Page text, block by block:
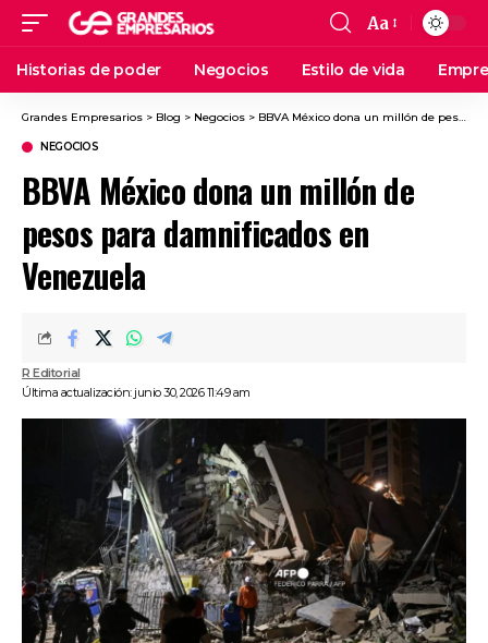
Aa
Historias de poder Negocios Estilo de vida
Grandes Empresarios > Blog > Negocios > BBVA México dona un millón de pesos para damnificados en Venezuela
NEGOCIOS
BBVA México dona un millón de
pesos para damnificados en
Venezuela
Última actualización: junio 30, 2026 11:49 am
R Editorial